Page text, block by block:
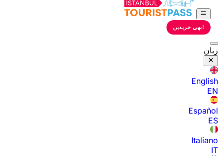
ابھی خریدیں
زبان
English
EN
Español
ES
Italiano
IT